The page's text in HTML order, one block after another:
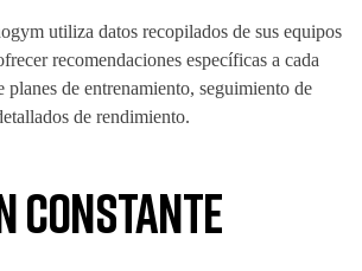
utiliza datos recopilados de sus equipos
recomendaciones específicas a cada
de entrenamiento, seguimiento de
de rendimiento.
Constante